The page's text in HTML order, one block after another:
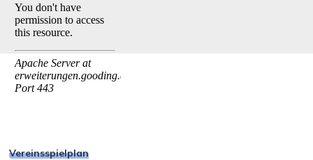
Vereinsspielplan